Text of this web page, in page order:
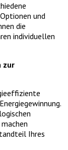
und
die
individuellen
zur
Ihres